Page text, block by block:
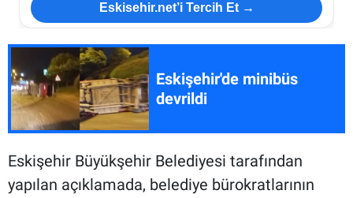
Eskisehir.net’i Tercih Et →
Eskişehir'de minibüs
devrildi
Eskişehir Büyükşehir Belediyesi tarafından
yapılan açıklamada, belediye bürokratlarının